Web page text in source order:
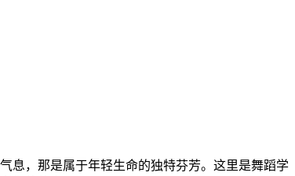
息，那是属于年轻生命的独特芬芳。这里是舞蹈学